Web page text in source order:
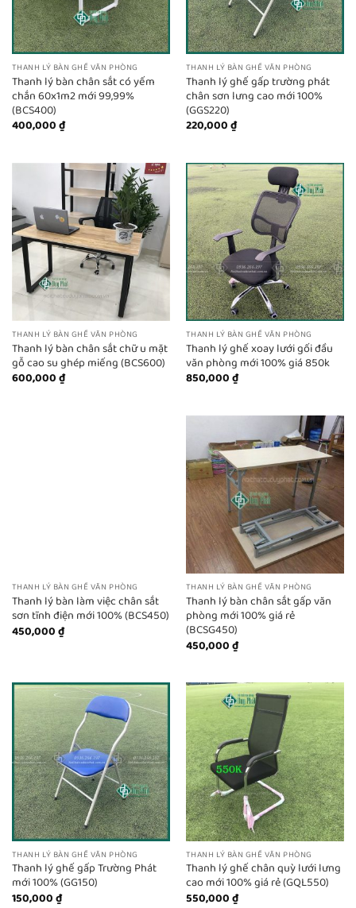
THANH LÝ BÀN GHẾ VĂN PHÒNG
Thanh lý bàn chân sắt có yếm
chắn 60x1m2 mới 99,99%
(BCS400)
400,000₫
THANH LÝ BÀN GHẾ VĂN PHÒNG
Thanh lý ghế gấp trường phát
chân sơn lưng cao mới 100%
(GGS220)
220,000₫
THANH LÝ BÀN GHẾ VĂN PHÒNG
Thanh lý bàn chân sắt chữ u mặt
gỗ cao su ghép miếng (BCS600)
600,000₫
THANH LÝ BÀN GHẾ VĂN PHÒNG
Thanh lý ghế xoay lưới gối đầu
văn phòng mới 100% giá 850k
850,000₫
THANH LÝ BÀN GHẾ VĂN PHÒNG
Thanh lý bàn làm việc chân sắt
sơn tĩnh điện mới 100% (BCS450)
450,000₫
THANH LÝ BÀN GHẾ VĂN PHÒNG
Thanh lý bàn chân sắt gấp văn
phòng mới 100% giá rẻ
(BCSG450)
450,000₫
THANH LÝ BÀN GHẾ VĂN PHÒNG
Thanh lý ghế gấp Trường Phát
mới 100% (GG150)
150,000₫
THANH LÝ BÀN GHẾ VĂN PHÒNG
Thanh lý ghế chân quỳ lưới lưng
cao mới 100% giá rẻ (GQL550)
550,000₫